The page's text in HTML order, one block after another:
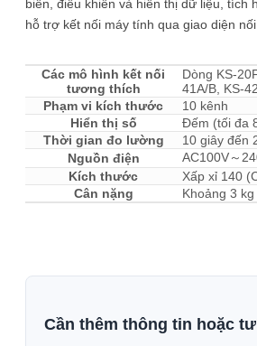
biến, điều khiển và hiển thị dữ liệu, tích
hỗ trợ kết nối máy tính qua giao diện nối
Các mô hình kết nối
tương thích
Dòng KS-
41A/B, KS-42
Phạm vi kích thước
10 kênh
Hiển thị số
Đếm (tối đa
Thời gian đo lường
10 giây đến
Nguồn điện
AC100V～
Kích thước
Xấp xỉ 140
Cân nặng
Khoảng 3 kg
Cần thêm thông tin hoặc